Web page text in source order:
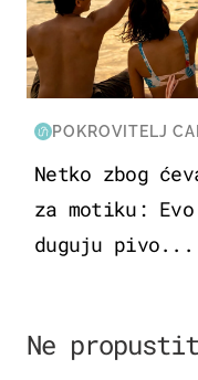
POKROVITELJ
Netko zbog
za motiku:
duguju pivo...
Ne